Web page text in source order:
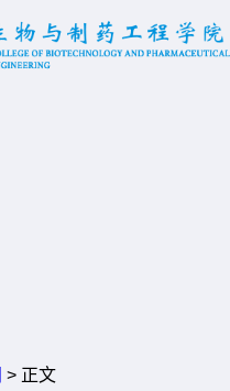
> 正文